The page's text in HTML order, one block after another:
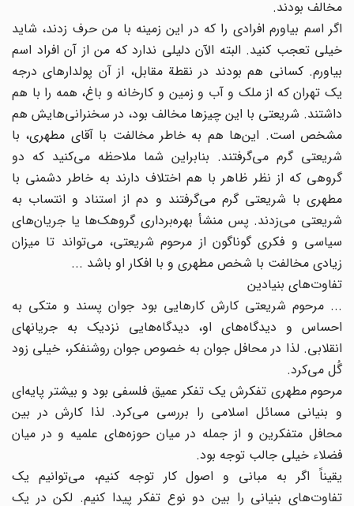
مخالف بودند.
اگر اسم بیاورم افرادی را که در این زمینه با من حرف زدند، شاید
خیلی تعجب کنید. البته الآن دلیلی ندارد که من از آن افراد اسم
بیاورم. کسانی هم بودند در نقطة مقابل، از آن پولدارهای درجه
یک تهران که از ملک و آب و زمین و کارخانه و باغ، همه را با هم
داشتند. شریعتی با این چیزها مخالف بود، در سخنرانی‌هایش هم
مشخص است. این‌ها هم به خاطر مخالفت با آقای مطهری، با
شریعتی گرم می‌گرفتند. بنابراین شما ملاحظه می‌کنید که دو
گروهی که از نظر ظاهر با هم اختلاف دارند به خاطر دشمنی با
مطهری با شریعتی گرم می‌گرفتند و دم از استناد و انتساب به
شریعتی می‌زدند. پس منشأ بهره‌برداری گروهک‌ها یا جریان‌های
سیاسی و فکری گوناگون از مرحوم شریعتی، می‌تواند تا میزان
زیادی مخالفت با شخص مطهری و با افکار او باشد ...
تفاوت‌های بنیادین
... مرحوم شریعتی کارش کارهایی بود جوان پسند و متکی به
احساس و دیدگاه‌های او، دیدگاه‌هایی نزدیک به جریانهای
انقلابی. لذا در محافل جوان به خصوص جوان روشنفکر، خیلی زود
گُل می‌کرد.
مرحوم مطهری تفکرش یک تفکر عمیق فلسفی بود و بیشتر پایه‌ای
و بنیانی مسائل اسلامی را بررسی می‌کرد. لذا کارش در بین
محافل متفکرین و از جمله در میان حوزه‌های علمیه و در میان
فضلاء خیلی جالب توجه بود.
یقیناً اگر به مبانی و اصول کار توجه کنیم، می‌توانیم یک
تفاوت‌های بنیانی را بین دو نوع تفکر پیدا کنیم. لکن در یک